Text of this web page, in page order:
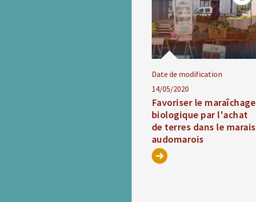
Date de modification
14/05/2020
Favoriser le maraîchage
biologique par l'achat
de terres dans le marais
audomarois